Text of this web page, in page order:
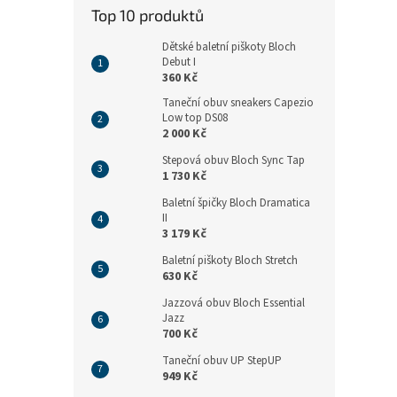
Top 10 produktů
Dětské baletní piškoty Bloch
Debut I
360 Kč
Taneční obuv sneakers Capezio
Low top DS08
2 000 Kč
Stepová obuv Bloch Sync Tap
1 730 Kč
Baletní špičky Bloch Dramatica
II
3 179 Kč
Baletní piškoty Bloch Stretch
630 Kč
Jazzová obuv Bloch Essential
Jazz
700 Kč
Taneční obuv UP StepUP
949 Kč